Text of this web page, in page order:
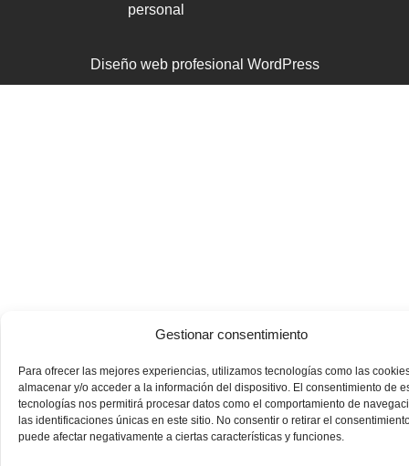
Gestionar consentimiento
Para ofrecer las mejores experiencias, utilizamos tecnologías como las
almacenar y/o acceder a la información del dispositivo. El consentimiento de
tecnologías nos permitirá procesar datos como el comportamiento de
las identificaciones únicas en este sitio. No consentir o retirar el
puede afectar negativamente a ciertas características y funciones.
personal
Diseño web profesional WordPress